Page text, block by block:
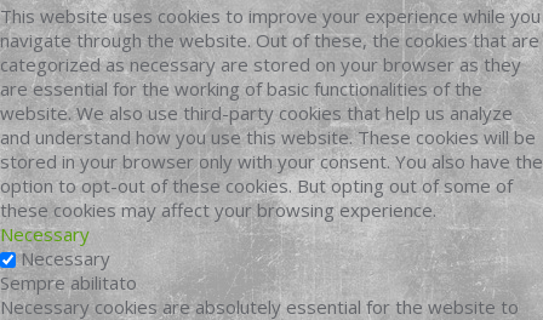
This website uses cookies to improve your experience while you
navigate through the website. Out of these, the cookies that are
categorized as necessary are stored on your browser as they
are essential for the working of basic functionalities of the
website. We also use third-party cookies that help us analyze
and understand how you use this website. These cookies will be
stored in your browser only with your consent. You also have the
option to opt-out of these cookies. But opting out of some of
these cookies may affect your browsing experience.
Necessary
Necessary
Sempre abilitato
Necessary cookies are absolutely essential for the website to